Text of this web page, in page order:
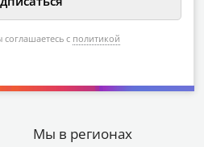
с политикой
Мы в регионах